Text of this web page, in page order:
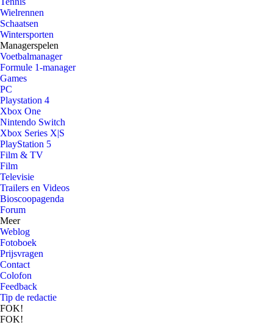
Wielrennen
Schaatsen
Wintersporten
Managerspelen
Voetbalmanager
Formule 1-manager
Games
PC
Playstation 4
Xbox One
Nintendo Switch
Xbox Series X|S
PlayStation 5
Film & TV
Film
Televisie
Trailers en Videos
Bioscoopagenda
Forum
Meer
Weblog
Fotoboek
Prijsvragen
Contact
Colofon
Feedback
Tip de redactie
FOK!
FOK!